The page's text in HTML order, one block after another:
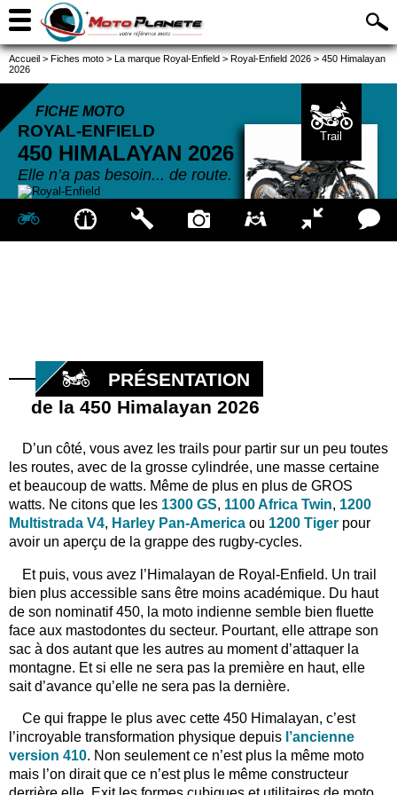
Accueil > Fiches moto > La marque Royal-Enfield > Royal-Enfield 2026 > 450 Himalayan
2026
FICHE MOTO
ROYAL-ENFIELD
450 HIMALAYAN 2026
Elle n’a pas besoin... de route.
Trail
PRÉSENTATION
de la 450 Himalayan 2026
D’un côté, vous avez les trails pour partir sur un peu toutes
les routes, avec de la grosse cylindrée, une masse certaine
et beaucoup de watts. Même de plus en plus de GROS
watts. Ne citons que les 1300 GS, 1100 Africa Twin, 1200
Multistrada V4, Harley Pan-America ou 1200 Tiger pour
avoir un aperçu de la grappe des rugby-cycles.
Et puis, vous avez l’Himalayan de Royal-Enfield. Un trail
bien plus accessible sans être moins académique. Du haut
de son nominatif 450, la moto indienne semble bien fluette
face aux mastodontes du secteur. Pourtant, elle attrape son
sac à dos autant que les autres au moment d’attaquer la
montagne. Et si elle ne sera pas la première en haut, elle
sait d’avance qu’elle ne sera pas la dernière.
Ce qui frappe le plus avec cette 450 Himalayan, c’est
l’incroyable transformation physique depuis l’ancienne
version 410. Non seulement ce n’est plus la même moto
mais l’on dirait que ce n’est plus le même constructeur